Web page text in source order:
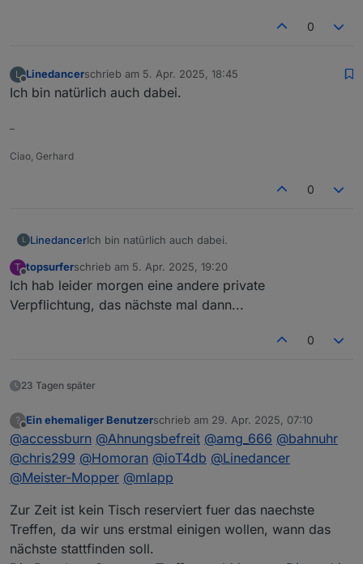
0
L
Offline
Linedancerschrieb am 5. Apr. 2025, 18:45
zuletzt editiert von
Ich bin natürlich auch dabei.
–
Ciao, Gerhard
0
L LinedancerIch bin natürlich auch dabei.
T
Offline
topsurferschrieb am 5. Apr. 2025, 19:20
zuletzt editiert von
Ich hab leider morgen eine andere private
Verpflichtung, das nächste mal dann...
0
23 Tagen später
? Ein ehemaliger Benutzerschrieb am 29. Apr. 2025, 07:10
zuletzt editiert von
@accessburn @Ahnungsbefreit @amg_666 @bahnuhr
@chris299 @Homoran @ioT4db @Linedancer
@Meister-Mopper @mlapp
Zur Zeit ist kein Tisch reserviert fuer das naechste
Treffen, da wir uns erstmal einigen wollen, wann das
nächste stattfinden soll.